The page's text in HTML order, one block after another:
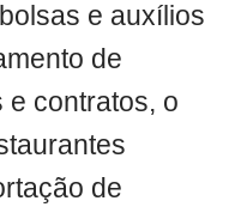
e auxílios
de
e contratos, o
de